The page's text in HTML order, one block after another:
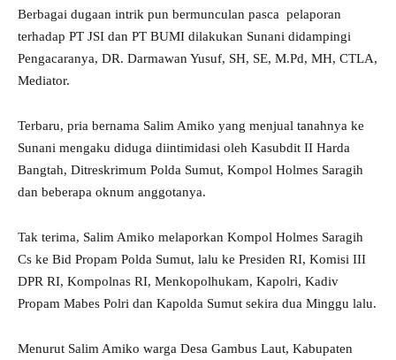
Berbagai dugaan intrik pun bermunculan pasca pelaporan
terhadap PT JSI dan PT BUMI dilakukan Sunani didampingi
Pengacaranya, DR. Darmawan Yusuf, SH, SE, M.Pd, MH, CTLA,
Mediator.
Terbaru, pria bernama Salim Amiko yang menjual tanahnya ke
Sunani mengaku diduga diintimidasi oleh Kasubdit II Harda
Bangtah, Ditreskrimum Polda Sumut, Kompol Holmes Saragih
dan beberapa oknum anggotanya.
Tak terima, Salim Amiko melaporkan Kompol Holmes Saragih
Cs ke Bid Propam Polda Sumut, lalu ke Presiden RI, Komisi III
DPR RI, Kompolnas RI, Menkopolhukam, Kapolri, Kadiv
Propam Mabes Polri dan Kapolda Sumut sekira dua Minggu lalu.
Menurut Salim Amiko warga Desa Gambus Laut, Kabupaten